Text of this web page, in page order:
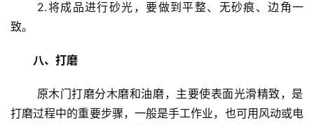
致。
八、打磨
打磨过程中的重要步骤，一般是手工作业，也可用风动或电